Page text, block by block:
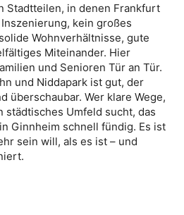
Stadtteilen, in denen Frankfurt
kein großes
Wohnverhältnisse, gute
Miteinander. Hier
und Senioren Tür an Tür.
und Niddapark ist gut, der
überschaubar. Wer klare Wege,
städtisches Umfeld sucht, das
Ginnheim schnell fündig. Es ist
sein will, als es ist – und